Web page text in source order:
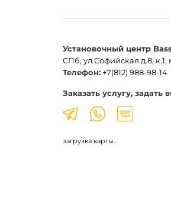
Установочный центр
СПб, ул.Софийская д.8,
Телефон: +7(812) 988-98-14
Заказать услугу, задать
загрузка карты...